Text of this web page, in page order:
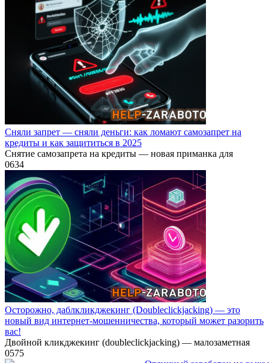
Сняли запрет — сняли деньги: как ломают самозапрет на
кредиты и как защититься в 2025
Снятие самозапрета на кредиты — новая приманка для
0634
Осторожно, даблкликджекинг (Doubleclickjacking) — это
новый вид интернет-мошенничества, который может разорить
вас!
Двойной кликджекинг (doubleclickjacking) — малозаметная
0575